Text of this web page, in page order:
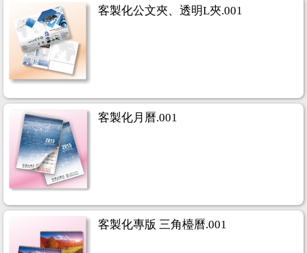
客製化公文夾、透明L夾.001
客製化月曆.001
客製化專版 三角檯曆.001